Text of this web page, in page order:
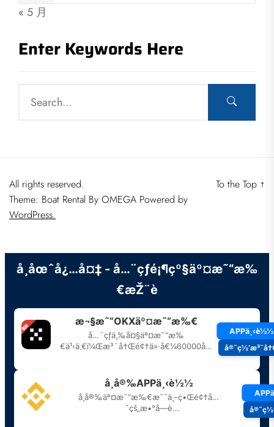
« 5 月
Enter Keywords Here
All rights reserved.
Theme: Boat Rental By OMEGA Powered by
WordPress.
To the Top ↑